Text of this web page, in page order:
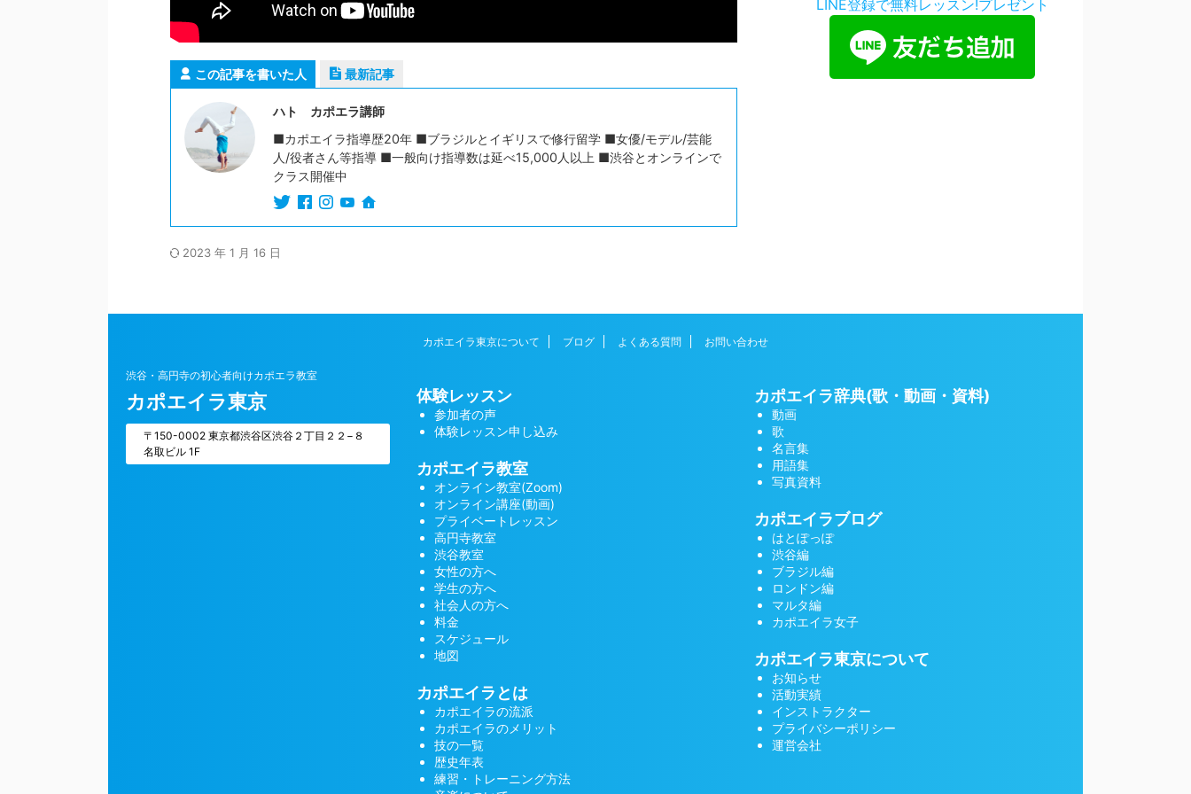
この記事を書いた人 最新記事
ハト カポエラ講師
■カポエイラ指導歴20年 ■ブラジルとイギリスで修行留学 ■女優/モデル/芸能
人/役者さん等指導 ■一般向け指導数は延べ15,000人以上 ■渋谷とオンラインで
クラス開催中
2023 年 1 月 16 日
LINE登録で無料レッスン!プレゼント
カポエイラ東京について ブログ よくある質問 お問い合わせ
体験レッスン
参加者の声
体験レッスン申し込み
カポエイラ教室
オンライン教室(Zoom)
オンライン講座(動画)
プライベートレッスン
高円寺教室
渋谷教室
女性の方へ
学生の方へ
社会人の方へ
料金
スケジュール
地図
カポエイラとは
カポエイラの流派
カポエイラのメリット
技の一覧
歴史年表
練習・トレーニング方法
カポエイラ辞典(歌・動画・資料)
動画
歌
名言集
用語集
写真資料
カポエイラブログ
はとぽっぽ
渋谷編
ブラジル編
ロンドン編
マルタ編
カポエイラ女子
カポエイラ東京について
お知らせ
活動実績
インストラクター
プライバシーポリシー
運営会社
渋谷・高円寺の初心者向けカポエラ教室
カポエイラ東京
〒150-0002 東京都渋谷区渋谷２丁目２２−８
名取ビル 1F